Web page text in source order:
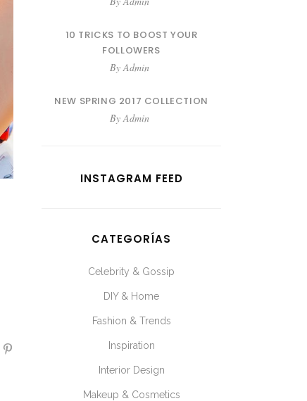
10 TRICKS TO BOOST YOUR
FOLLOWERS
ByAdmin
NEW SPRING 2017 COLLECTION
ByAdmin
INSTAGRAM FEED
CATEGORÍAS
Celebrity & Gossip
DIY & Home
Fashion & Trends
Inspiration
Interior Design
Makeup & Cosmetics